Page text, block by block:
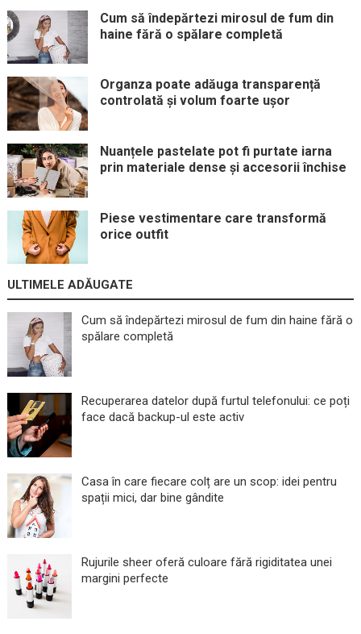
Cum să îndepărtezi mirosul de fum din
haine fără o spălare completă
Organza poate adăuga transparență
controlată și volum foarte ușor
Nuanțele pastelate pot fi purtate iarna
prin materiale dense și accesorii închise
Piese vestimentare care transformă
orice outfit
ULTIMELE ADĂUGATE
Cum să îndepărtezi mirosul de fum din haine fără o
spălare completă
Recuperarea datelor după furtul telefonului: ce poți
face dacă backup-ul este activ
Casa în care fiecare colț are un scop: idei pentru
spații mici, dar bine gândite
Rujurile sheer oferă culoare fără rigiditatea unei
margini perfecte